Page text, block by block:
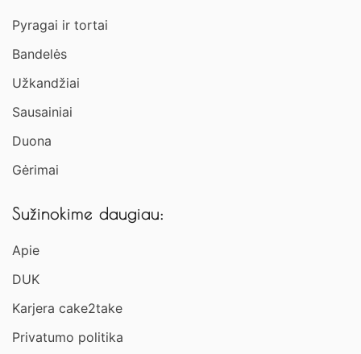
Pyragai ir tortai
Bandelės
Užkandžiai​
Sausainiai
Duona
Gėrimai
Sužinokime daugiau:
Apie
DUK
Karjera cake2take
Privatumo politika